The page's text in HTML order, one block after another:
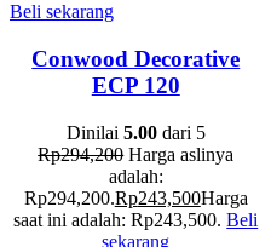
Beli sekarang
Conwood Decorative
ECP 120
Dinilai 5.00dari 5
Rp294,200 Harga aslinya
adalah:
Rp294,200.Rp243,500Harga
saat ini adalah: Rp243,500. Beli
sekarang